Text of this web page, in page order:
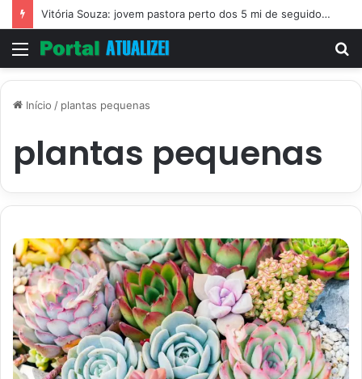
Vitória Souza: jovem pastora perto dos 5 mi de seguidores na web
Menu
Início / plantas pequenas
plantas pequenas